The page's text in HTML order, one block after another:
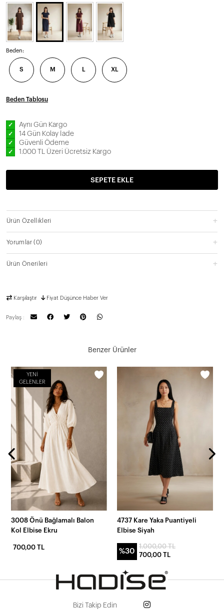
Beden:
S M L XL
Beden Tablosu
SEPETE EKLE
✓ Aynı Gün Kargo
✓ 14 Gün Kolay İade
✓ Güvenli Ödeme
✓ 1.000 TL Üzeri Ücretsiz Kargo
Ürün Özellikleri
Yorumlar(0)
Ürün Önerileri
Karşılaştır Fiyat Düşünce Haber Ver
Paylaş :
Benzer Ürünler
YENI
GELENLER
3008 Önü Bağlamalı Balon
Kol Elbise Ekru
700,00 TL
4737 Kare Yaka Puantiyeli
Elbise Siyah
%30
1.000,00 TL
700,00 TL
Bizi Takip Edin